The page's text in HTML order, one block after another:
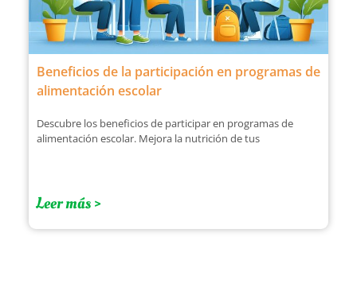
Beneficios de la participación en programas de
alimentación escolar
Descubre los beneficios de participar en programas de
alimentación escolar. Mejora la nutrición de tus
Leer más >